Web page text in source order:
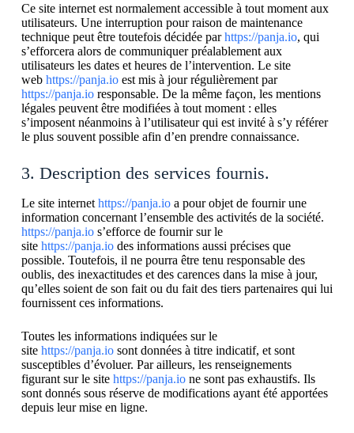
Ce site internet est normalement accessible à tout moment aux
utilisateurs. Une interruption pour raison de maintenance
technique peut être toutefois décidée parhttps://panja.io, qui
s’efforcera alors de communiquer préalablement aux
utilisateurs les dates et heures de l’intervention. Le site
web https://panja.ioest mis à jour régulièrement par
https://panja.ioresponsable. De la même façon, les mentions
légales peuvent être modifiées à tout moment : elles
s’imposent néanmoins à l’utilisateur qui est invité à s’y référer
le plus souvent possible afin d’en prendre connaissance.
3. Description des services fournis.
Le site internet https://panja.ioa pour objet de fournir une
information concernant l’ensemble des activités de la société.
https://panja.ios’efforce de fournir sur le
site https://panja.iodes informations aussi précises que
possible. Toutefois, il ne pourra être tenu responsable des
oublis, des inexactitudes et des carences dans la mise à jour,
qu’elles soient de son fait ou du fait des tiers partenaires qui lui
fournissent ces informations.
Toutes les informations indiquées sur le
site https://panja.iosont données à titre indicatif, et sont
susceptibles d’évoluer. Par ailleurs, les renseignements
figurant sur le site https://panja.ione sont pas exhaustifs. Ils
sont donnés sous réserve de modifications ayant été apportées
depuis leur mise en ligne.